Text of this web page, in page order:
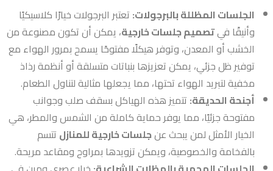
الجلسات المظللة بالبرجولات: تعتبر البرجولات خيارًا كلاسيكيًا
وأنيقًا فيتصميم جلسات خارجية، يمكن أن تكون مصنوعة من
الخشب أو المعدن، وتوفر هيكلًا مفتوحًا يسمح بمرور الهواء مع
توفير ظل جزئي، يمكن تعزيزها بنباتات متسلقة أو أنظمة رذاذ
مخفية لتبريد الهواء تحتها، مما يجعلها مثالية لتناول الطعام.
أجنحة الحديقة: تتميز هذه الهياكل بسقف صلب وجوانب
مفتوحة جزئيًا، مما يوفر حماية كاملة من الشمس والمطر، هي
الخيار الأمثل لمن يبحث عنجلسات خارجية للمنازل تتسم
بالفخامة والخصوصية، ويمكن تزويدها بمراوح ومقاعد مريحة.